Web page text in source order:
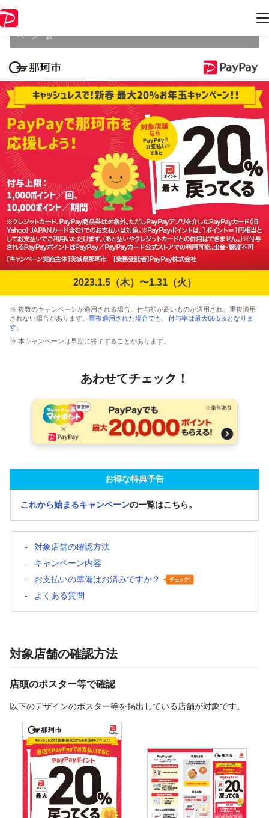
ジ内の情報はキャンペーン終了時点のものになります。
ペーン一覧
2023.1.5（木）〜1.31（火）
※ 複数のキャンペーンが適用される場合、付与額が高いものが適用され、重複適用
されない場合があります。 重複適用された場合でも、付与率は最大66.5％となりま
す。
※ 本キャンペーンは早期に終了することがあります。
あわせてチェック！
お得な特典予告
これから始まるキャンペーンの一覧はこちら。
対象店舗の確認方法
キャンペーン内容
お支払いの準備はお済みですか？
よくある質問
対象店舗の確認方法
店頭のポスター等で確認
以下のデザインのポスター等を掲出している店舗が対象です。